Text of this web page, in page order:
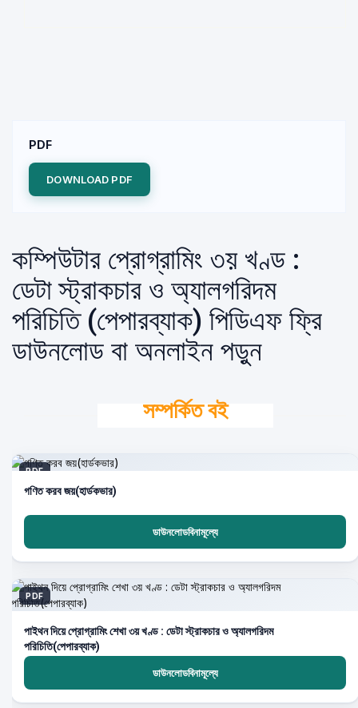
PDF
DOWNLOAD PDF
কম্পিউটার প্রোগ্রামিং ৩য় খণ্ড :
ডেটা স্ট্রাকচার ও অ্যালগরিদম
পরিচিতি (পেপারব্যাক) পিডিএফ ফ্রি
ডাউনলোড বা অনলাইন পড়ুন
সম্পর্কিত বই
PDF
গণিত করব জয়(হার্ডকভার)
ডাউনলোডবিনামূল্যে
PDF
পাইথন দিয়ে প্রোগ্রামিং শেখা ৩য় খণ্ড : ডেটা স্ট্রাকচার ও অ্যালগরিদম
পরিচিতি(পেপারব্যাক)
ডাউনলোডবিনামূল্যে